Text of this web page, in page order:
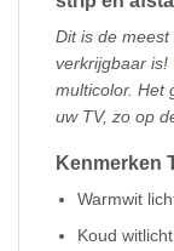
Dit is de
verkrijgbaar is!
multicolor. Het
uw TV, zo op
Kenmerken
Warmwit
Koud witlicht